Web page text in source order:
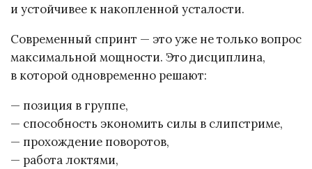
и устойчивее к накопленной усталости.
Современный спринт — это уже не только вопрос
максимальной мощности. Это дисциплина,
в которой одновременно решают:
— позиция в группе,
— способность экономить силы в слипстриме,
— прохождение поворотов,
— работа локтями,